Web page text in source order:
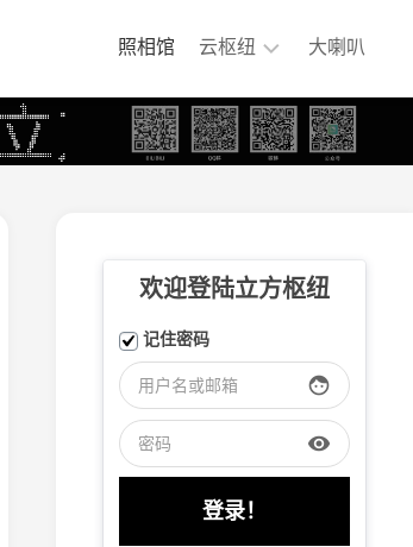
照相馆 云枢纽
铁
煤
集
铁
路
小
火
车
大
盐
大喇叭
欢迎登陆立方枢纽
记住密码
face
visibility